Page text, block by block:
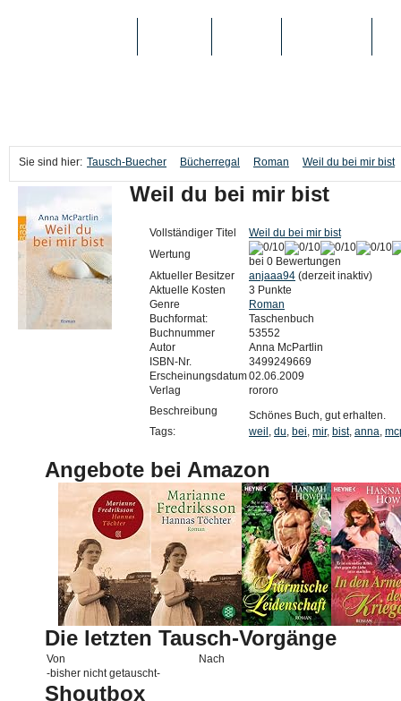
Sie sind hier: Tausch-Buecher Bücherregal Roman Weil du bei mir bist
Weil du bei mir bist
Vollständiger Titel
Weil du bei mir bist
Wertung
bei 0 Bewertungen
Aktueller Besitzer
anjaaa94 (derzeit inaktiv)
Aktuelle Kosten
3 Punkte
Genre
Roman
Buchformat:
Taschenbuch
Buchnummer
53552
Autor
Anna McPartlin
ISBN-Nr.
3499249669
Erscheinungsdatum02.06.2009
Verlag
rororo
Beschreibung
Schönes Buch, gut erhalten.
Tags:
weil , du, bei, mir, bist, anna,
Angebote bei Amazon
Die letzten Tausch-Vorgänge
Von
Nach
-bisher nicht getauscht-
Shoutbox